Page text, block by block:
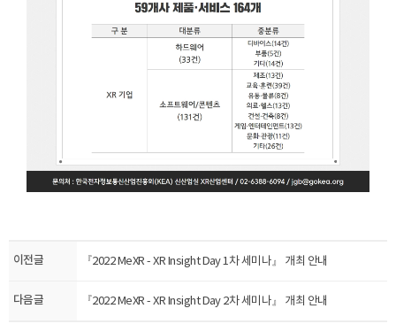
이전글 ​『2022 MeXR - XR Insight Day 1차 세미나』 개최 안내
다음글 『2022 MeXR - XR Insight Day 2차 세미나』 개최 안내